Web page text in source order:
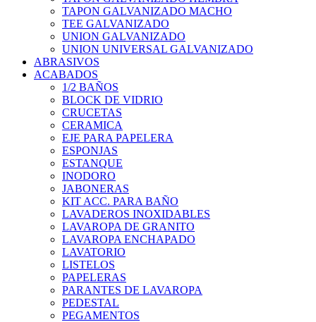
TAPON GALVANIZADO MACHO
TEE GALVANIZADO
UNION GALVANIZADO
UNION UNIVERSAL GALVANIZADO
ABRASIVOS
ACABADOS
1/2 BAÑOS
BLOCK DE VIDRIO
CRUCETAS
CERAMICA
EJE PARA PAPELERA
ESPONJAS
ESTANQUE
INODORO
JABONERAS
KIT ACC. PARA BAÑO
LAVADEROS INOXIDABLES
LAVAROPA DE GRANITO
LAVAROPA ENCHAPADO
LAVATORIO
LISTELOS
PAPELERAS
PARANTES DE LAVAROPA
PEDESTAL
PEGAMENTOS